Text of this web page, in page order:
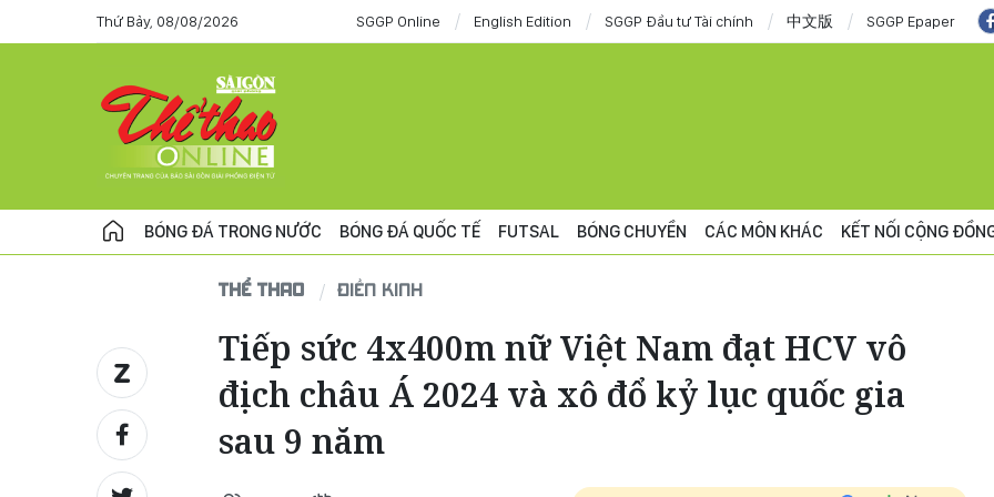
Thứ Bảy, 08/08/2026 SGGP Online English Edition SGGP Đầu tư Tài chính 中文版 SGGP Epaper
BÓNG ĐÁ TRONG NƯỚC BÓNG ĐÁ QUỐC TẾ FUTSAL BÓNG CHUYỀN CÁC MÔN KHÁC KẾT NỐI CỘNG
THỂ THAO ĐIỀN KINH
Tiếp sức 4x400m nữ Việt Nam đạt HCV vô
địch châu Á 2024 và xô đổ kỷ lục quốc gia
sau 9 năm